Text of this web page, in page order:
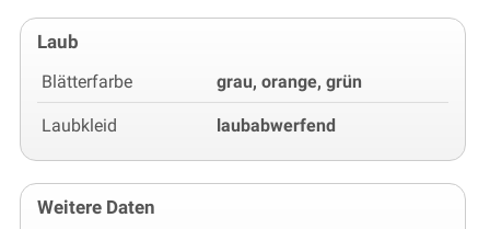
Laub
Blätterfarbe grau, orange, grün
Laubkleid laubabwerfend
Weitere Daten